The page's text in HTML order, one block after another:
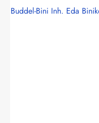
Buddel-Bini Inh. Eda